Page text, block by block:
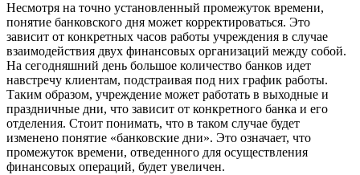
Несмотря на точно установленный промежуток времени,
понятие банковского дня может корректироваться. Это
зависит от конкретных часов работы учреждения в случае
взаимодействия двух финансовых организаций между собой.
На сегодняшний день большое количество банков идет
навстречу клиентам, подстраивая под них график работы.
Таким образом, учреждение может работать в выходные и
праздничные дни, что зависит от конкретного банка и его
отделения. Стоит понимать, что в таком случае будет
изменено понятие «банковские дни». Это означает, что
промежуток времени, отведенного для осуществления
финансовых операций, будет увеличен.